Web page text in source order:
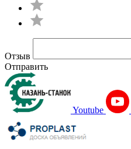
Отзыв
Отправить
Youtube